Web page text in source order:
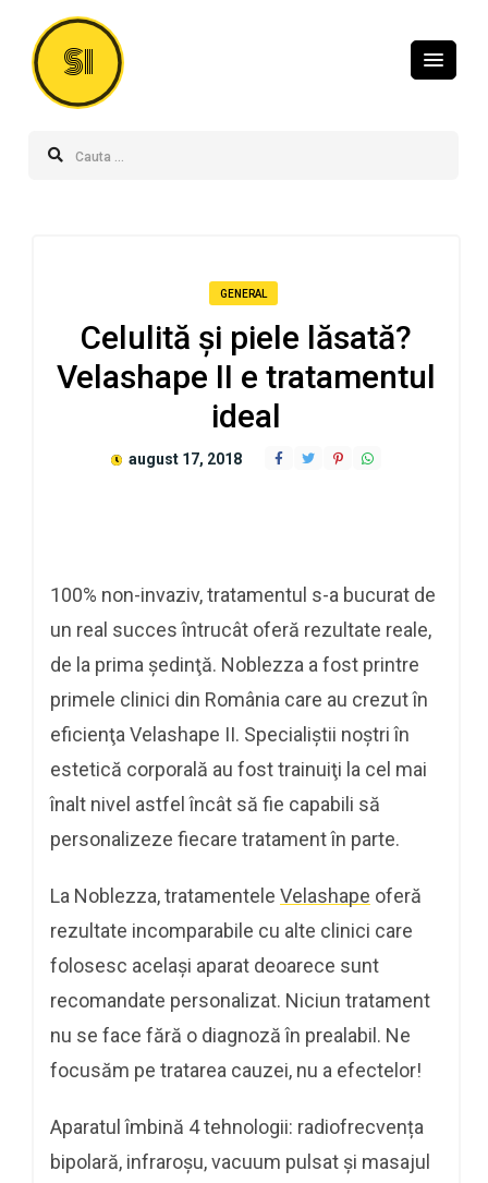
SI
GENERAL
Celulită şi piele lăsată?
Velashape II e tratamentul
ideal
august 17, 2018
100% non-invaziv, tratamentul s-a bucurat de
un real succes întrucât oferă rezultate reale,
de la prima şedinţă. Noblezza a fost printre
primele clinici din România care au crezut în
eficienţa Velashape II. Specialiştii noştri în
estetică corporală au fost trainuiţi la cel mai
înalt nivel astfel încât să fie capabili să
personalizeze fiecare tratament în parte.
La Noblezza, tratamentele Velashape oferă
rezultate incomparabile cu alte clinici care
folosesc acelaşi aparat deoarece sunt
recomandate personalizat. Niciun tratament
nu se face fără o diagnoză în prealabil. Ne
focusăm pe tratarea cauzei, nu a efectelor!
Aparatul îmbină 4 tehnologii: radiofrecvența
bipolară, infraroșu, vacuum pulsat și masajul